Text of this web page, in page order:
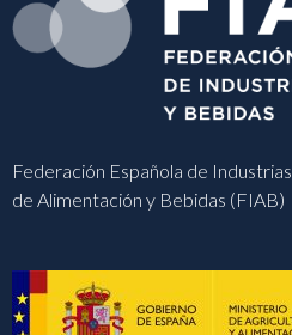
Federación Española de Industrias
de Alimentación y Bebidas (FIAB)